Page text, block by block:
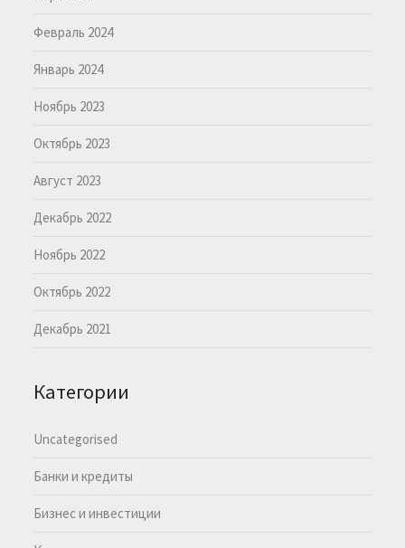
Февраль 2024
Январь 2024
Ноябрь 2023
Октябрь 2023
Август 2023
Декабрь 2022
Ноябрь 2022
Октябрь 2022
Декабрь 2021
Категории
Uncategorised
Банки и кредиты
Бизнес и инвестиции